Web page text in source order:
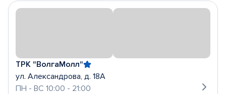
ТРК "ВолгаМолл"
ул. Александрова, д. 18А
ПН - ВС 10:00 - 21:00